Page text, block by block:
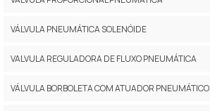
VÁLVULA PNEUMÁTICA SOLENÓIDE
VALVULA REGULADORA DE FLUXO PNEUMÁTICA
VÁLVULA BORBOLETA COM ATUADOR PNEUMÁTICO